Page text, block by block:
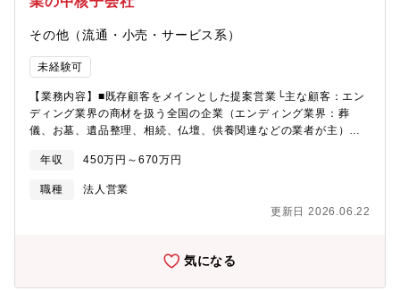
間休日132日※時間外労働：有 /月平均10時間※時差勤務 ：有
その他（流通・小売・サービス系）
未経験可
【業務内容】■既存顧客をメインとした提案営業└主な顧客：エン
ディング業界の商材を扱う全国の企業（エンディング業界：葬
儀、お墓、遺品整理、相続、仏壇、供養関連などの業者が主）様
下記(1)(2)いずれかの業務についていただくことを想定しておりま
す。(1)イベント営業■同社が主催するイベント『エンディング産
業展(*1)』のブース出店および関連サービス（イベントでのチラシ
設置やPRセミナーなど）の提案営業及び事務局業務（出展企業様
企業様となりますので、メインは既存顧客へのご提案がメインと
年収 450万円～670万円
職種
法人営業
更新日 2026.06.22
気になる